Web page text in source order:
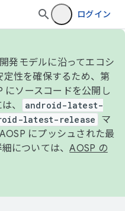
ログイン
発モデルに沿ってエコシ
性を確保するため、第
にソースコードを公開し
、
android-latest-
latest-release
マ
にプッシュされた最
については、AOSP の